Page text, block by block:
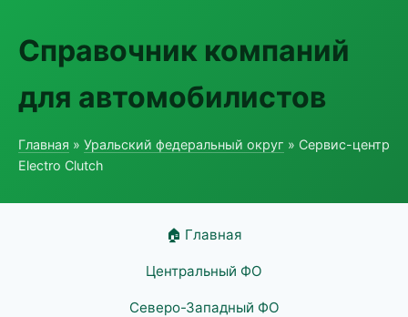
Справочник компаний
для автомобилистов
Главная » Уральский федеральный округ » Сервис-центр
Electro Clutch
🏠 Главная
Центральный ФО
Северо-Западный ФО